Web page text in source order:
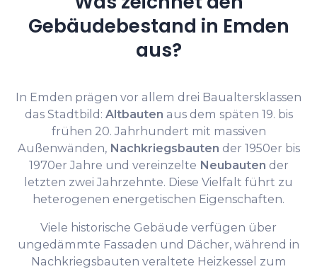
Gebäudebestand in Emden
aus?
In Emden prägen vor allem drei Baualtersklassen
das Stadtbild: Altbauten aus dem späten 19. bis
frühen 20. Jahrhundert mit massiven
Außenwänden, Nachkriegsbauten der 1950er bis
1970er Jahre und vereinzelte Neubauten der
letzten zwei Jahrzehnte. Diese Vielfalt führt zu
heterogenen energetischen Eigenschaften.
Viele historische Gebäude verfügen über
ungedämmte Fassaden und Dächer, während in
Nachkriegsbauten veraltete Heizkessel zum